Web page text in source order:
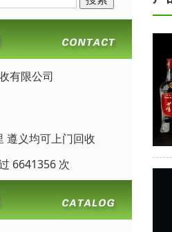
有限公司
遵义均可上门回收
6641356 次